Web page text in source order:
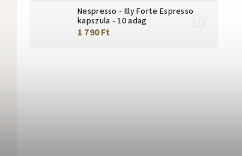
Nespresso - Illy Forte Espresso
kapszula - 10 adag
1 790 Ft